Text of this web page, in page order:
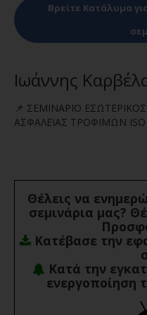
Βρείτε Κατάλυμα
Ιωάννης
📌 ΣΕΜΙΝΑΡΙΟ
ΑΣΦΑΛΕΙΑΣ ΤΡΟΦΙΜΩΝ ISO
Θέλεις να
σεμινάρια μας?
Κατέβασε την
Κατά την
ενεργοποίηση